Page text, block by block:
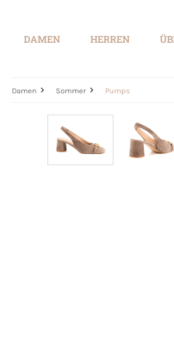
DAMEN HERREN
Damen Sommer Pumps